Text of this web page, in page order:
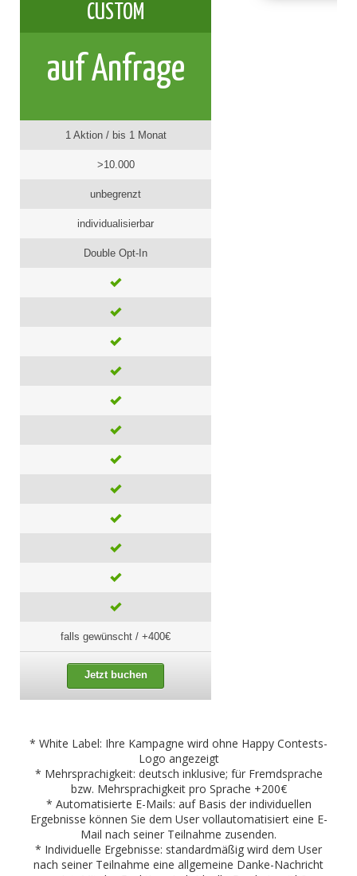
CUSTOM
auf Anfrage
1 Aktion / bis 1 Monat
>10.000
unbegrenzt
individualisierbar
Double Opt-In
falls gewünscht / +400€
Jetzt buchen
* White Label: Ihre Kampagne wird ohne Happy Contests-
Logo angezeigt
* Mehrsprachigkeit: deutsch inklusive; für Fremdsprache
bzw. Mehrsprachigkeit pro Sprache +200€
* Automatisierte E-Mails: auf Basis der individuellen
Ergebnisse können Sie dem User vollautomatisiert eine E-
Mail nach seiner Teilnahme zusenden.
* Individuelle Ergebnisse: standardmäßig wird dem User
nach seiner Teilnahme eine allgemeine Danke-Nachricht